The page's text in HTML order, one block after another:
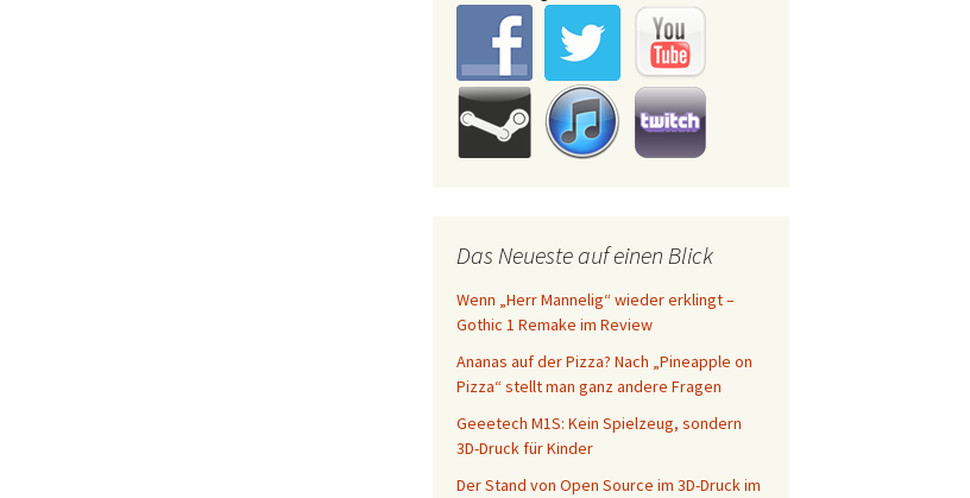
Das Neueste auf einen Blick
Wenn „Herr Mannelig“ wieder erklingt –
Gothic 1 Remake im Review
Ananas auf der Pizza? Nach „Pineapple on
Pizza“ stellt man ganz andere Fragen
Geeetech M1S: Kein Spielzeug, sondern
3D-Druck für Kinder
Der Stand von Open Source im 3D-Druck im